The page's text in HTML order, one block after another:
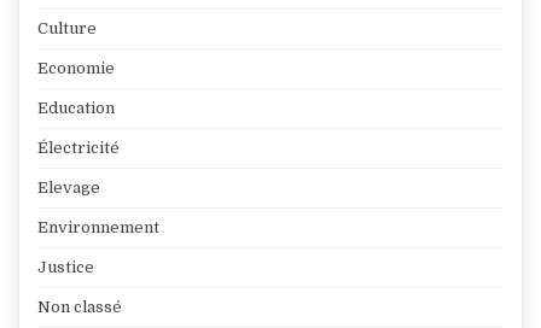
Culture
Economie
Education
Électricité
Elevage
Environnement
Justice
Non classé